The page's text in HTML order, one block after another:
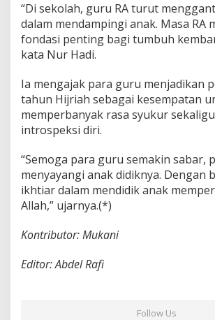
“Di sekolah, guru RA turut
dalam mendampingi anak. Masa RA
fondasi penting bagi tumbuh
kata Nur Hadi.
Ia mengajak para guru menjadikan
tahun Hijriah sebagai kesempatan
memperbanyak rasa syukur
introspeksi diri.
“Semoga para guru semakin sabar,
menyayangi anak didiknya. Dengan
ikhtiar dalam mendidik anak
Allah,” ujarnya.(*)
Kontributor: Mukani
Editor: Abdel Rafi
Follow Us